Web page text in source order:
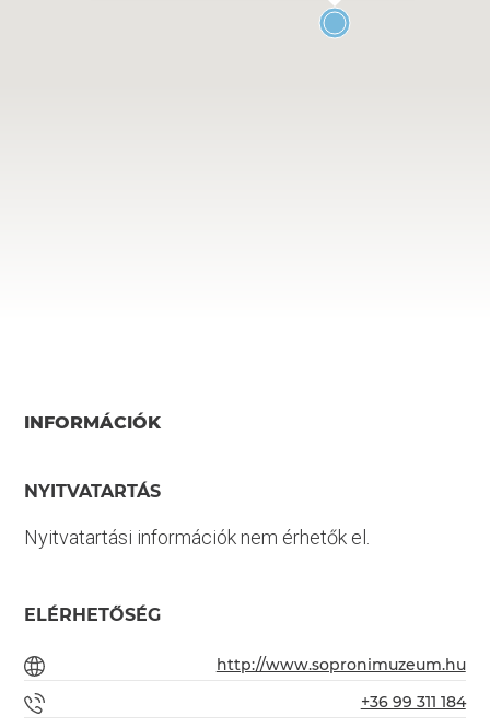
INFORMÁCIÓK
NYITVATARTÁS
Nyitvatartási információk nem érhetők el.
ELÉRHETŐSÉG
http://www.sopronimuzeum.hu
+36 99 311 184